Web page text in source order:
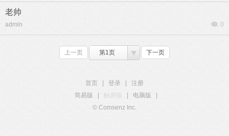
老帅
admin 0
上一页 第1页 下一页
首页 登录
注册
简易版
触屏版 电脑版
© Comsenz Inc.